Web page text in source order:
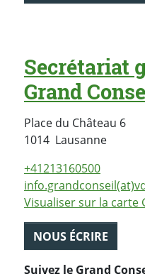
Secrétariat
Grand
Place du Château 6
1014 LausanneSuisse
+41213160500
Visualiser sur la carte
NOUS ÉCRIRE
Suivez le Grand